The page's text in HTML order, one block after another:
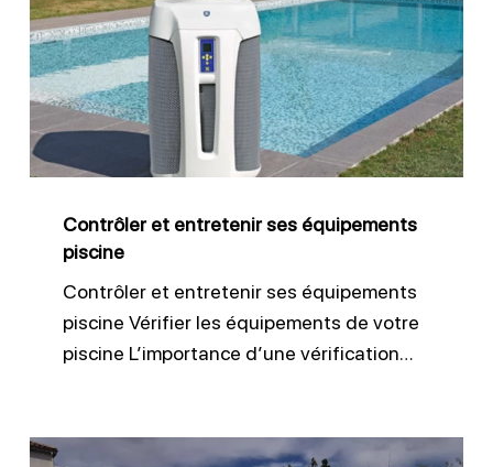
entretenir
ses
équipements
piscine
Contrôler et entretenir ses équipements
piscine
Contrôler et entretenir ses équipements
piscine Vérifier les équipements de votre
piscine L’importance d’une vérification…
Protéger